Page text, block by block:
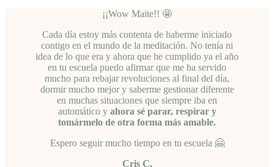
¡¡Wow Maite!! 🤩
Cada día estoy más contenta de haberme iniciado
contigo en el mundo de la meditación. No tenía ni
idea de lo que era y ahora que he cumplido ya el año
en tu escuela puedo afirmar que me ha servido
mucho para rebajar revoluciones al final del día,
dormir mucho mejor y saberme gestionar diferente
en muchas situaciones que siempre iba en
automático y ahora sé parar, respirar y
tomármelo de otra forma más amable.
Espero seguir mucho tiempo en tu escuela 🤗
Cris C.